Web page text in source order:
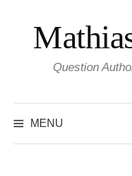
content
Question
MENU